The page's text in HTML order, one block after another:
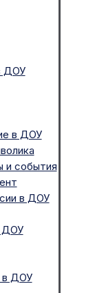
ДОУ
в ДОУ
и события
в ДОУ
ДОУ
в ДОУ